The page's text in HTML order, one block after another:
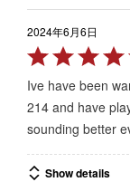
2024年6月6日
Rated
5
out
Ive have been
214 and have
sounding better
Show details